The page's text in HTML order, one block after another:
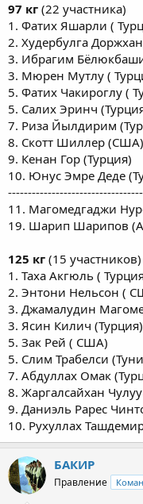
97 кг (22 участника)
1. Фатих Яшарли (
2. Худербулга
3. Ибрагим
3. Мюрен Мутлу (
5. Фатих Чакироглу (
5. Салих Эринч
7. Риза Йылдирим
8. Скотт Шиллер (США)
9. Кенан Гор (Турция)
10. Юнус Эмре Деде
11. Магомедгаджи
19. Шарип Шарипов
125 кг (15 участников)
1. Таха Акгюль (
2. Энтони Нельсон (
3. Джамалудин
3. Ясин Килич (Турция)
5. Зак Рей ( США)
5. Слим Трабелси
7. Абдуллах Омак
8. Жаргалсайхан
9. Даниэль Рарес
10. Рухуллах
БАКИР
Правление